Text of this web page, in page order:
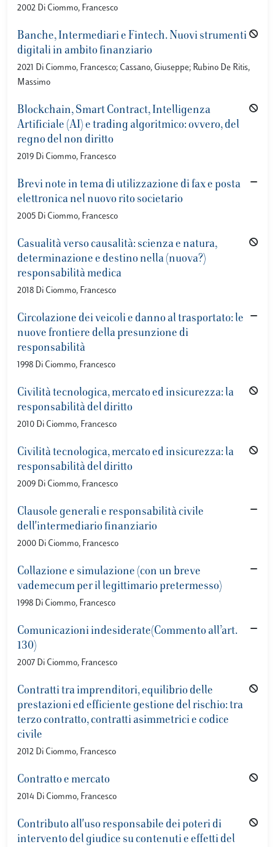
2002 Di Ciommo, Francesco
Banche, Intermediari e Fintech. Nuovi strumenti
digitali in ambito finanziario
2021 Di Ciommo, Francesco; Cassano, Giuseppe; Rubino De Ritis,
Massimo
Blockchain, Smart Contract, Intelligenza
Artificiale (AI) e trading algoritmico: ovvero, del
regno del non diritto
2019 Di Ciommo, Francesco
Brevi note in tema di utilizzazione di fax e posta
elettronica nel nuovo rito societario
2005 Di Ciommo, Francesco
Casualità verso causalità: scienza e natura,
determinazione e destino nella (nuova?)
responsabilità medica
2018 Di Ciommo, Francesco
Circolazione dei veicoli e danno al trasportato: le
nuove frontiere della presunzione di
responsabilità
1998 Di Ciommo, Francesco
Civilità tecnologica, mercato ed insicurezza: la
responsabilità del diritto
2010 Di Ciommo, Francesco
Civilità tecnologica, mercato ed insicurezza: la
responsabilità del diritto
2009 Di Ciommo, Francesco
Clausole generali e responsabilità civile
dell'intermediario finanziario
2000 Di Ciommo, Francesco
Collazione e simulazione (con un breve
vademecum per il legittimario pretermesso)
1998 Di Ciommo, Francesco
Comunicazioni indesiderate(Commento all’art.
130)
2007 Di Ciommo, Francesco
Contratti tra imprenditori, equilibrio delle
prestazioni ed efficiente gestione del rischio: tra
terzo contratto, contratti asimmetrici e codice
civile
2012 Di Ciommo, Francesco
Contratto e mercato
2014 Di Ciommo, Francesco
Contributo all'uso responsabile dei poteri di
intervento del giudice su contenuti e effetti del